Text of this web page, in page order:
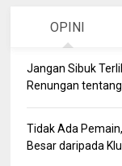
OPINI
Jangan Sibuk
Renungan
Tidak Ada
Besar daripada